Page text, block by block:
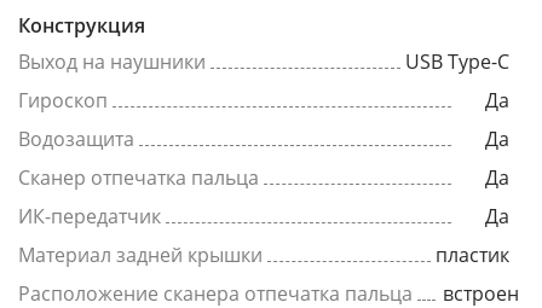
Конструкция
Выход на наушники
USB Type-C
Гироскоп
Да
Водозащита
Да
Сканер отпечатка пальца
Да
ИК-передатчик
Да
Материал задней крышки
пластик
Расположение сканера отпечатка пальца
встроен